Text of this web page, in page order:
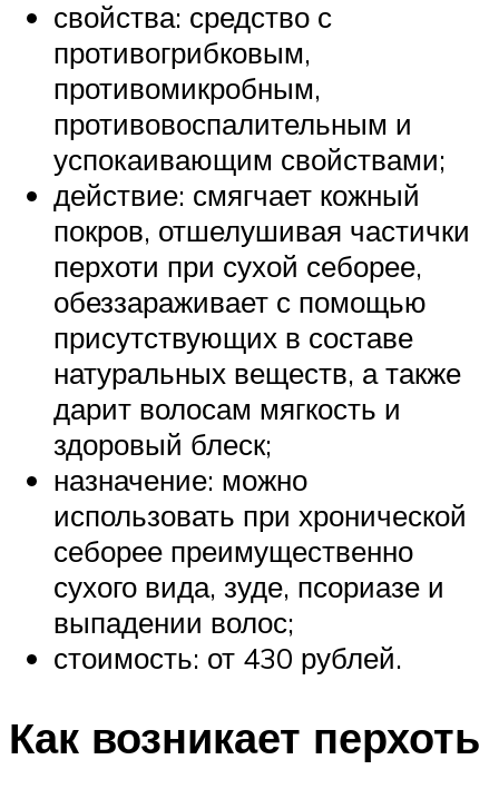
свойства: средство с
противогрибковым,
противомикробным,
противовоспалительным и
успокаивающим свойствами;
действие: смягчает кожный
покров, отшелушивая частички
перхоти при сухой себорее,
обеззараживает с помощью
присутствующих в составе
натуральных веществ, а также
дарит волосам мягкость и
здоровый блеск;
назначение: можно
использовать при хронической
себорее преимущественно
сухого вида, зуде, псориазе и
выпадении волос;
стоимость: от 430 рублей.
Как возникает перхоть